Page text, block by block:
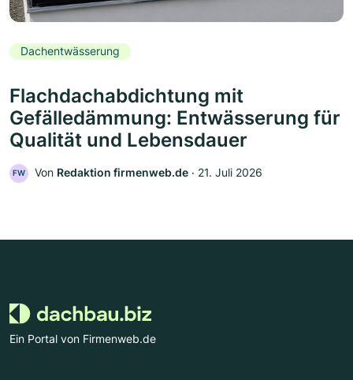
Dachentwässerung
Flachdachabdichtung mit
Gefälledämmung: Entwässerung für
Qualität und Lebensdauer
FW Von Redaktion firmenweb.de ‧ 21. Juli 2026
Ein Portal von Firmenweb.de